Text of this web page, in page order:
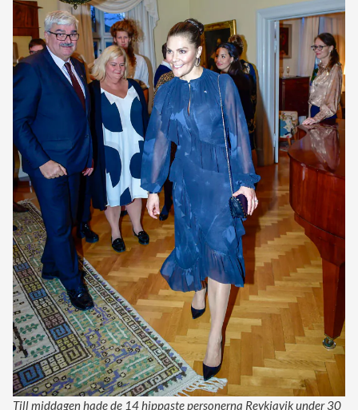
Till middagen hade de 14 hippaste personerna Reykjavik under 30